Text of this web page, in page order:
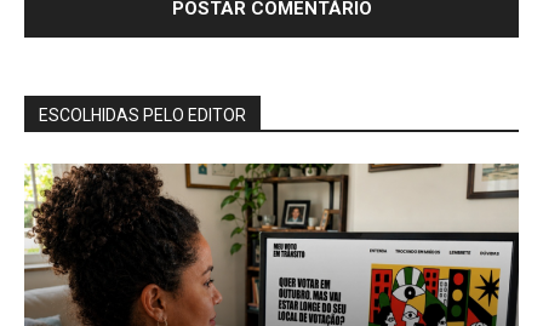
ESCOLHIDAS PELO EDITOR